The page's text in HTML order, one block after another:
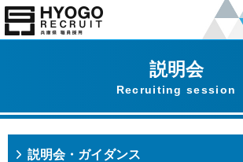
説明会
Recruiting session
説明会・ガイダンス